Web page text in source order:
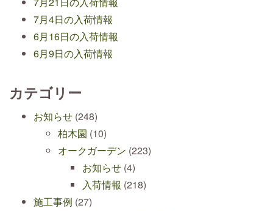
7月4日の入荷情報
6月16日の入荷情報
6月9日の入荷情報
カテゴリー
お知らせ (248)
柏木園 (10)
オークガーデン (223)
お知らせ (4)
入荷情報 (218)
施工事例 (27)